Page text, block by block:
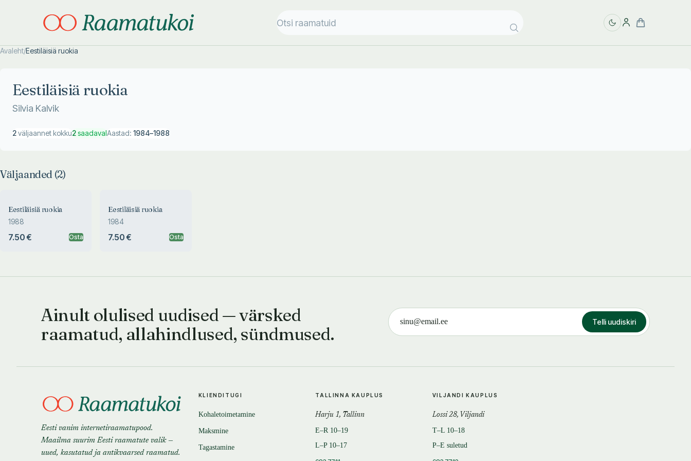
Avaleht/Eestiläisiä ruokia
Eestiläisiä ruokia
Silvia Kalvik
2väljaannet kokku2saadavalAastad: 1984–1988
Väljaanded (2)
Eestiläisiä ruokia
1988
7.50 € Osta
Eestiläisiä ruokia
1984
7.50 € Osta
Ainult olulised uudised — värsked
raamatud, allahindlused, sündmused.
Telli uudiskiri
Eesti vanim internetiraamatupood.
Maailma suurim Eesti raamatute valik —
uued, kasutatud ja antikvaarsed raamatud.
KLIENDITUGI
Kohaletoimetamine
Maksmine
Tagastamine
TALLINNA KAUPLUS
Harju 1, Tallinn
E–R 10–19
L–P 10–17
VILJANDI KAUPLUS
Lossi 28, Viljandi
T–L 10–18
P–E suletud